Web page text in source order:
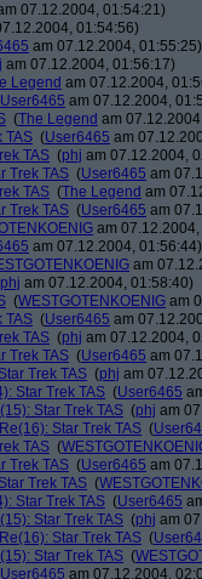
07.12.2004, 01:54:21)
01:54:56)
am 07.12.2004, 01:55:25)
am 07.12.2004, 01:56:17)
Legend am 07.12.2004,
User6465 am 07.12.2004,
(The Legend am
TAS (User6465 am
TAS (phj am 07.12.2004,
Trek TAS (User6465 am
TAS (The Legend am
Trek TAS (User6465 am
am
am 07.12.2004, 01:56:44)
am
phj am 07.12.2004, 01:58:40)
(WESTGOTENKOENIG am
TAS (User6465 am
TAS (phj am 07.12.2004,
Trek TAS (User6465 am
Trek TAS (phj am
Star Trek TAS (User6465
Star Trek TAS (phj am
Re(16): Star Trek TAS (
TAS (
Trek TAS (User6465 am
Trek TAS (
Star Trek TAS (User6465
Star Trek TAS (phj am
Re(16): Star Trek TAS (
Star Trek TAS (
User6465 am 07.12.2004,